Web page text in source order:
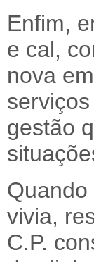
Enfim,
e cal,
nova
gestão
vivia,
C.P.